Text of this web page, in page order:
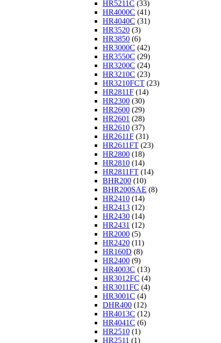
HR5211C (33)
HR4000C (41)
HR4040C (31)
HR3520 (3)
HR3850 (6)
HR3000C (42)
HR3550C (29)
HR3200C (24)
HR3210C (23)
HR3210FCT (23)
HR2811F (14)
HR2300 (30)
HR2600 (29)
HR2601 (28)
HR2610 (37)
HR2611F (31)
HR2611FT (23)
HR2800 (18)
HR2810 (14)
HR2811FT (14)
BHR200 (10)
BHR200SAE (8)
HR2410 (14)
HR2413 (12)
HR2430 (14)
HR2431 (12)
HR2000 (5)
HR2420 (11)
HR160D (8)
HR2400 (9)
HR4003C (13)
HR3012FC (4)
HR3011FC (4)
HR3001C (4)
DHR400 (12)
HR4013C (12)
HR4041C (6)
HR2510 (1)
HR2511 (1)